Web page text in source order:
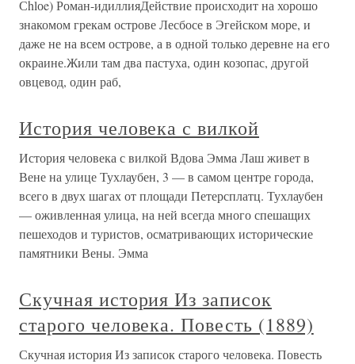
Сhlоe) Роман-идиллияДействие происходит на хорошо
знакомом грекам острове Лесбосе в Эгейском море, и
даже не на всем острове, а в одной только деревне на его
окраине.Жили там два пастуха, один козопас, другой
овцевод, один раб,
История человека с вилкой
История человека с вилкой Вдова Эмма Лаш живет в
Вене на улице Тухлаубен, 3 — в самом центре города,
всего в двух шагах от площади Петерсплатц. Тухлаубен
— оживленная улица, на ней всегда много спешащих
пешеходов и туристов, осматривающих исторические
памятники Вены. Эмма
Скучная история Из записок
старого человека. Повесть (1889)
Скучная история Из записок старого человека. Повесть